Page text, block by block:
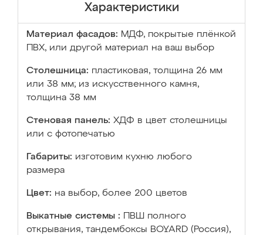
Характеристики
Материал фасадов: МДФ, покрытые плёнкой
ПВХ, или другой материал на ваш выбор
Столешница: пластиковая, толщина 26 мм
или 38 мм; из искусственного камня,
толщина 38 мм
Стеновая панель: ХДФ в цвет столешницы
или с фотопечатью
Габариты: изготовим кухню любого
размера
Цвет: на выбор, более 200 цветов
Выкатные системы :
ПВШ полного
открывания, тандембоксы BOYARD (Россия),